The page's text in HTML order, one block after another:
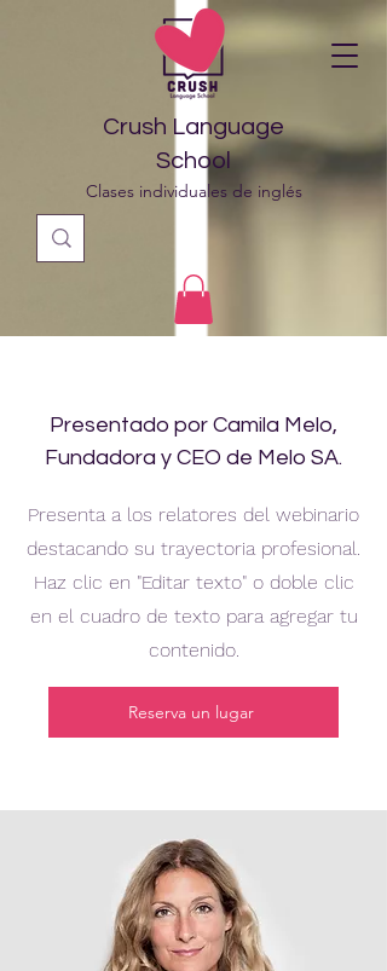
Crush Language
School
Clases individuales de inglés
Presentado por Camila Melo,
Fundadora y CEO de Melo SA.
Presenta a los relatores del webinario
destacando su trayectoria profesional.
Haz clic en "Editar texto" o doble clic
en el cuadro de texto para agregar tu
contenido.
Reserva un lugar